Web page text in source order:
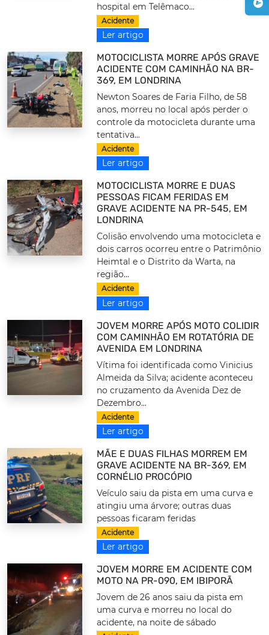
hospital em Telêmaco...
Acidente
Ler artigo
MOTOCICLISTA MORRE APÓS GRAVE
ACIDENTE COM CAMINHÃO NA BR-
369, EM LONDRINA
Newton Soares de Faria Filho, de 58
anos, morreu no local após perder o
controle da motocicleta durante uma
tentativa...
Acidente
Ler artigo
MOTOCICLISTA MORRE E DUAS
PESSOAS FICAM FERIDAS EM
GRAVE ACIDENTE NA PR-545, EM
LONDRINA
Colisão envolvendo uma motocicleta e
dois carros ocorreu entre o Patrimônio
Heimtal e o Distrito da Warta, na
região...
Acidente
Ler artigo
JOVEM MORRE APÓS MOTO COLIDIR
COM CAMINHÃO EM ROTATÓRIA DE
AVENIDA EM LONDRINA
Vítima foi identificada como Vinicius
Almeida da Silva; acidente aconteceu
no cruzamento da Avenida Dez de
Dezembro...
Acidente
Ler artigo
MÃE E DUAS FILHAS MORREM EM
GRAVE ACIDENTE NA BR-369, EM
CORNÉLIO PROCÓPIO
Veículo saiu da pista em uma curva e
atingiu uma árvore; outras duas
pessoas ficaram feridas
Acidente
Ler artigo
JOVEM MORRE EM ACIDENTE COM
MOTO NA PR-090, EM IBIPORÃ
Jovem de 26 anos saiu da pista em
uma curva e morreu no local do
acidente, na noite de sábado